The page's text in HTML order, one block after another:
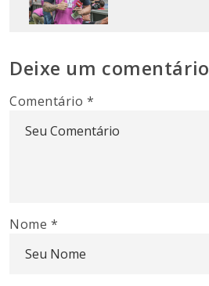
Deixe um comentário
Comentário*
Nome *